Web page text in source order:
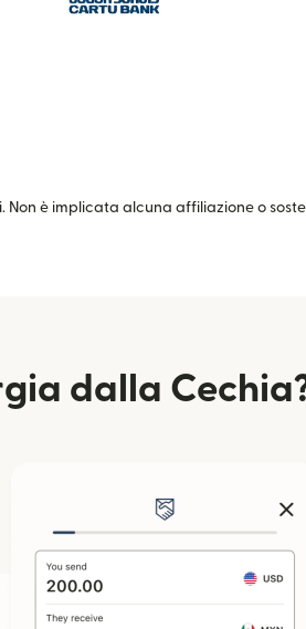
è implicata alcuna affiliazione o
dalla